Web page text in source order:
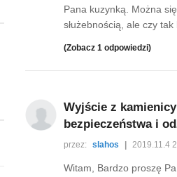
Pana kuzynką. Można
służebnością, ale czy
(Zobacz 1 odpowiedzi)
Wyjście z
bezpieczeństwa i
przez: slahos 2019.11.4
Witam, Bardzo proszę